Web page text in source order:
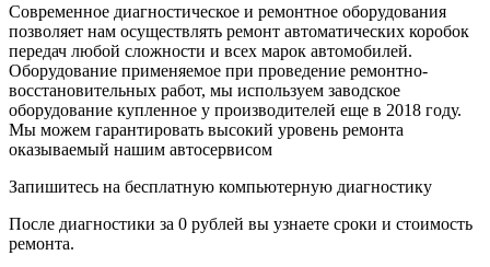
Современное диагностическое и ремонтное оборудования
позволяет нам осуществлять ремонт автоматических коробок
передач любой сложности и всех марок автомобилей.
Оборудование применяемое при проведение ремонтно-
восстановительных работ, мы используем заводское
оборудование купленное у производителей еще в 2018 году.
Мы можем гарантировать высокий уровень ремонта
оказываемый нашим автосервисом
Запишитесь на бесплатную компьютерную диагностику
После диагностики за 0 рублей вы узнаете сроки и стоимость
ремонта.